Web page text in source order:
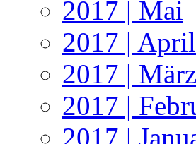
2017 | Mai
2017 | April
2017 | März
2017 |
2017 |